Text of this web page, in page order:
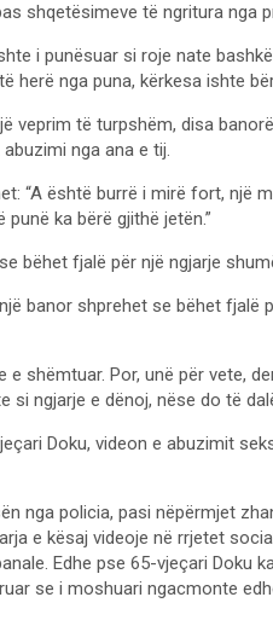
shqetësimeve të ngritura nga
i punësuar si roje nate
herë nga puna, kërkesa ishte
veprim të turpshëm, disa
nga ana e tij.
“A është burrë i mirë fort, një
ka bërë gjithë jetën.”
bëhet fjalë për një ngjarje
banor shprehet se bëhet
e shëmtuar. Por, unë për vete,
si ngjarje e dënoj, nëse do të
Doku, videon e abuzimit
nga policia, pasi nëpërmjet
e kësaj videoje në rrjetet
Edhe pse 65-vjeçari Doku
se i moshuari ngacmonte